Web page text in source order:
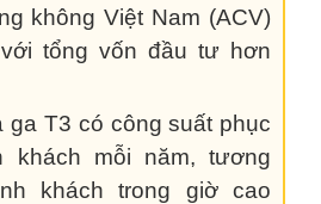
không Việt Nam (ACV)
tổng vốn đầu tư hơn
ga T3 có công suất phục
khách mỗi năm, tương
khách trong giờ cao